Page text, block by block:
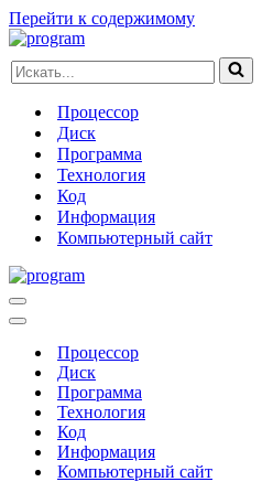
Перейти к содержимому
Искать...
Процессор
Диск
Программа
Технология
Код
Информация
Компьютерный сайт
Меню
навигации
Меню
навигацииПроцессор
Диск
Программа
Технология
Код
Информация
Компьютерный сайт